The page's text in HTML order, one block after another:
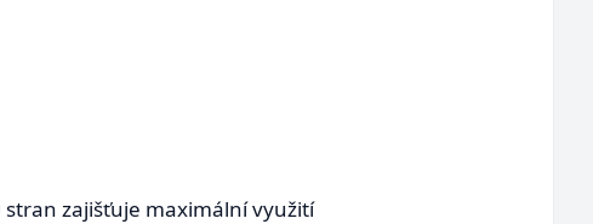
stran zajišťuje maximální využití